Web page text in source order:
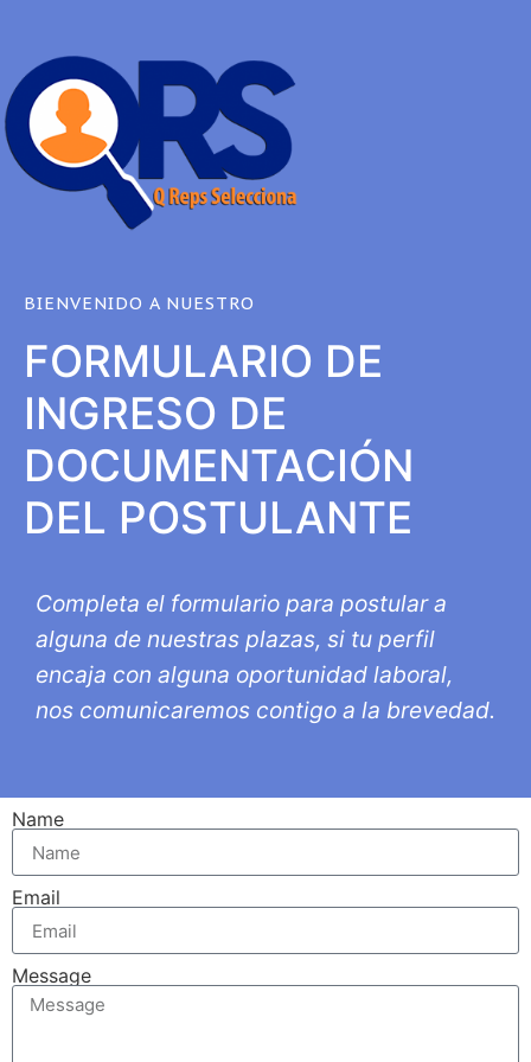
BIENVENIDO A NUESTRO
FORMULARIO DE
INGRESO DE
DOCUMENTACIÓN
DEL POSTULANTE
Completa el formulario para postular a
alguna de nuestras plazas, si tu perfil
encaja con alguna oportunidad laboral,
nos comunicaremos contigo a la brevedad.
Name
Email
Message